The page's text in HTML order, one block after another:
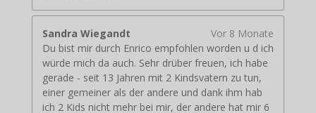
Sandra Wiegandt
Vor 8 Monate
Du bist mir durch Enrico empfohlen worden u d ich
würde mich da auch. Sehr drüber freuen, ich habe
gerade - seit 13 Jahren mit 2 Kindsvatern zu tun,
einer gemeiner als der andere und dank ihm hab
ich 2 Kids nicht mehr bei mir, der andere hat mir 6